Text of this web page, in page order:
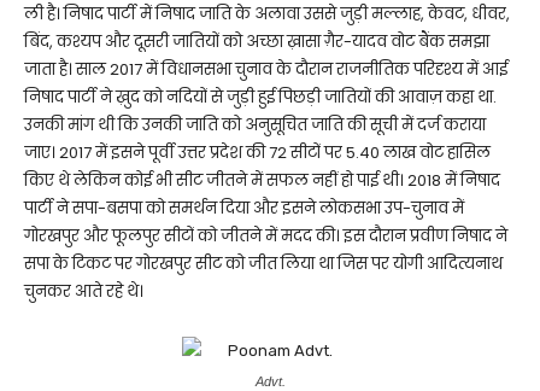
ली है। निषाद पार्टी में निषाद जाति के अलावा उससे जुड़ी मल्लाह, केवट, धीवर,
बिंद, कश्यप और दूसरी जातियों को अच्छा ख़ासा ग़ैर-यादव वोट बैंक समझा
जाता है। साल 2017 में विधानसभा चुनाव के दौरान राजनीतिक परिदृश्य में आई
निषाद पार्टी ने ख़ुद को नदियों से जुड़ी हुई पिछड़ी जातियों की आवाज़ कहा था.
उनकी मांग थी कि उनकी जाति को अनुसूचित जाति की सूची में दर्ज कराया
जाए। 2017 में इसने पूर्वी उत्तर प्रदेश की 72 सीटों पर 5.40 लाख वोट हासिल
किए थे लेकिन कोई भी सीट जीतने में सफल नहीं हो पाई थी। 2018 में निषाद
पार्टी ने सपा-बसपा को समर्थन दिया और इसने लोकसभा उप-चुनाव में
गोरखपुर और फूलपुर सीटों को जीतने में मदद की। इस दौरान प्रवीण निषाद ने
सपा के टिकट पर गोरखपुर सीट को जीत लिया था जिस पर योगी आदित्यनाथ
चुनकर आते रहे थे।
Advt.